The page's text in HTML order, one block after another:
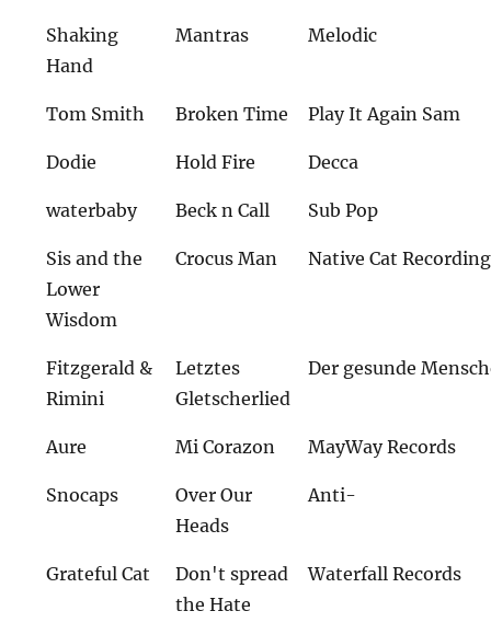
Shaking
Hand
Mantras Melodic
Tom Smith Broken Time Play It Again Sam
Dodie Hold Fire Decca
waterbaby Beck n Call Sub Pop
Sis and the
Lower
Wisdom
Crocus Man Native Cat
Fitzgerald &
Rimini
Letztes
Gletscherlied
Der gesunde
Aure Mi Corazon MayWay Records
Snocaps
Over Our
Heads
Anti-
Grateful Cat
Don't spread
the Hate
Waterfall Records